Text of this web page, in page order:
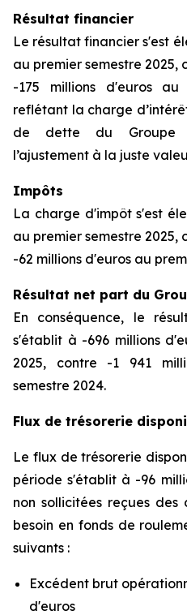
Résultat financier
Le résultat financier s'est
au premier semestre 2025,
-175 millions d'euros au
reflétant la charge
de dette du Groupe
l’ajustement à la juste
Impôts
La charge d'impôt s'est
au premier semestre 2025,
-62 millions d'euros au
Résultat net part du
En conséquence, le
s'établit à -696 millions
2025, contre -1 941
semestre 2024.
Flux de trésorerie
Le flux de trésorerie
période s'établit à -96
non sollicitées reçues
besoin en fonds de
suivants :
Excédent brut
d'euros